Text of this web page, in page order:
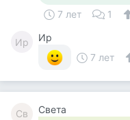
7 лет 1
Ир
Ир
7 лет
Св Света